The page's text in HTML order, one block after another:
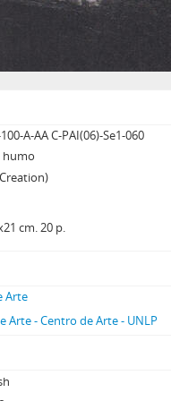
A-AA C-PAI(06)-Se1-060
humo
cm. 20 p.
Arte
Arte - Centro de Arte - UNLP